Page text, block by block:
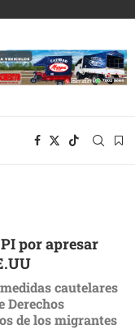
por apresar
cautelares
Derechos
de los migrantes